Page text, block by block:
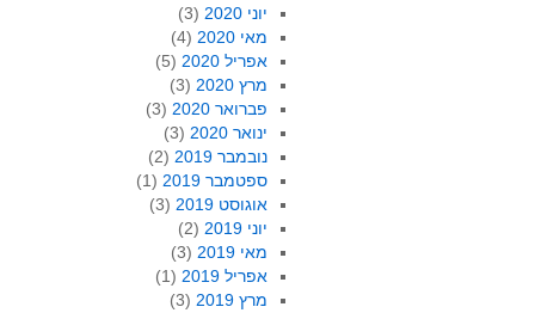
יוני 2020
(3)
מאי 2020
(4)
אפריל 2020
(5)
מרץ 2020
(3)
פברואר 2020
(3)
ינואר 2020
(3)
נובמבר 2019
(2)
ספטמבר 2019
(1)
אוגוסט 2019
(3)
יוני 2019
(2)
מאי 2019
(3)
אפריל 2019
(1)
מרץ 2019
(3)